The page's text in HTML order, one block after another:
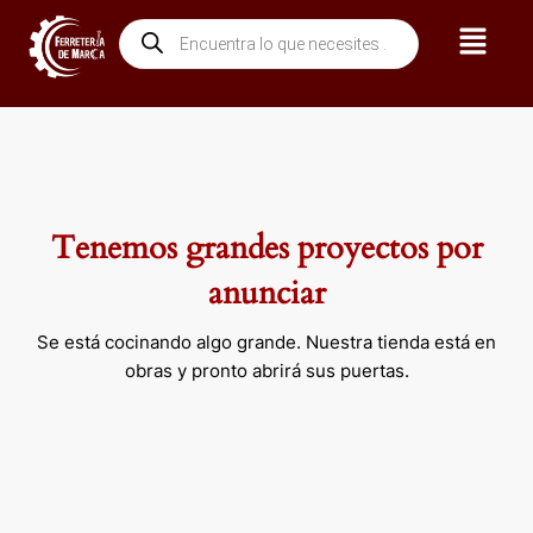
contenido
Búsqueda
de
productos
Menú
Tenemos grandes proyectos por
anunciar
Se está cocinando algo grande. Nuestra tienda está en
obras y pronto abrirá sus puertas.